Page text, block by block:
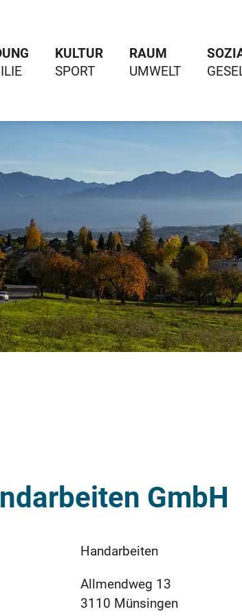
KULTUR RAUM
GmbH
Handarbeiten
Allmendweg 13
3110 Münsingen